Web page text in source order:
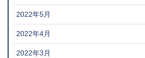
2022年5月
2022年4月
2022年3月